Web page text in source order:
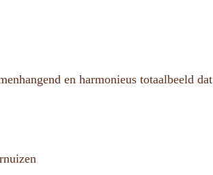
en harmonieus totaalbeeld dat